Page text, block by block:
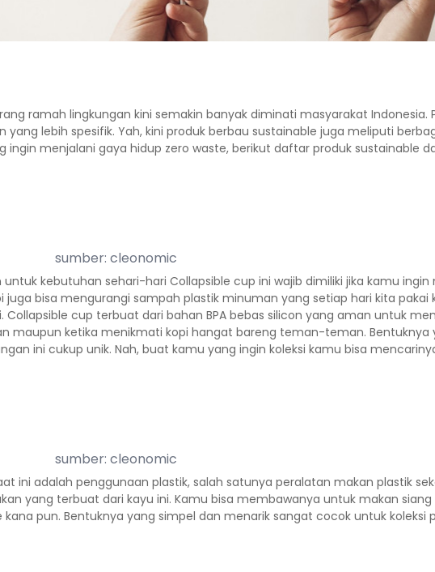
ramah lingkungan kini semakin banyak diminati masyarakat Indonesia.
lebih spesifik. Yah, kini produk berbau sustainable juga meliputi
menjalani gaya hidup zero waste, berikut daftar produk sustainable
sumber: cleonomic
kebutuhan sehari-hari Collapsible cup ini wajib dimiliki jika kamu
bisa mengurangi sampah plastik minuman yang setiap hari kita pakai
Collapsible cup terbuat dari bahan BPA bebas silicon yang aman untuk
maupun ketika menikmati kopi hangat bareng teman-teman. Bentuknya
ini cukup unik. Nah, buat kamu yang ingin koleksi kamu bisa
sumber: cleonomic
ini adalah penggunaan plastik, salah satunya peralatan makan plastik
yang terbuat dari kayu ini. Kamu bisa membawanya untuk makan siang
pun. Bentuknya yang simpel dan menarik sangat cocok untuk koleksi